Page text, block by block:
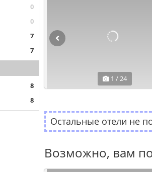
0
0
7
7
8
8
1 / 24
Остальные отели не
Возможно, вам